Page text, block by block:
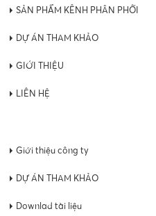
SẢN PHẨM KÊNH PHÂN PHỐI
DỰ ÁN THAM KHẢO
GIỚI THIỆU
LIÊN HỆ
Giới thiệu công ty
DỰ ÁN THAM KHẢO
Downlad tài liệu